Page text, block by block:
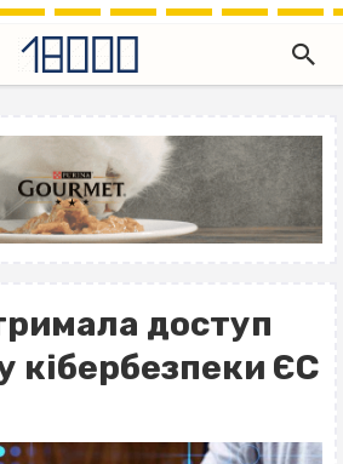
доступ
кібербезпеки ЄС